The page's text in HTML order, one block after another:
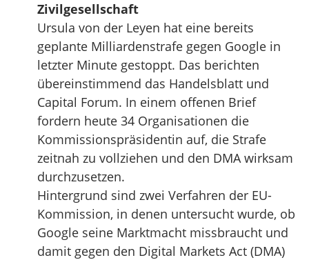
Zivilgesellschaft
Ursula von der Leyen hat eine bereits
geplante Milliardenstrafe gegen Google in
letzter Minute gestoppt. Das berichten
übereinstimmend das Handelsblatt und
Capital Forum. In einem offenen Brief
fordern heute 34 Organisationen die
Kommissionspräsidentin auf, die Strafe
zeitnah zu vollziehen und den DMA wirksam
durchzusetzen.
Hintergrund sind zwei Verfahren der EU-
Kommission, in denen untersucht wurde, ob
Google seine Marktmacht missbraucht und
damit gegen den Digital Markets Act (DMA)